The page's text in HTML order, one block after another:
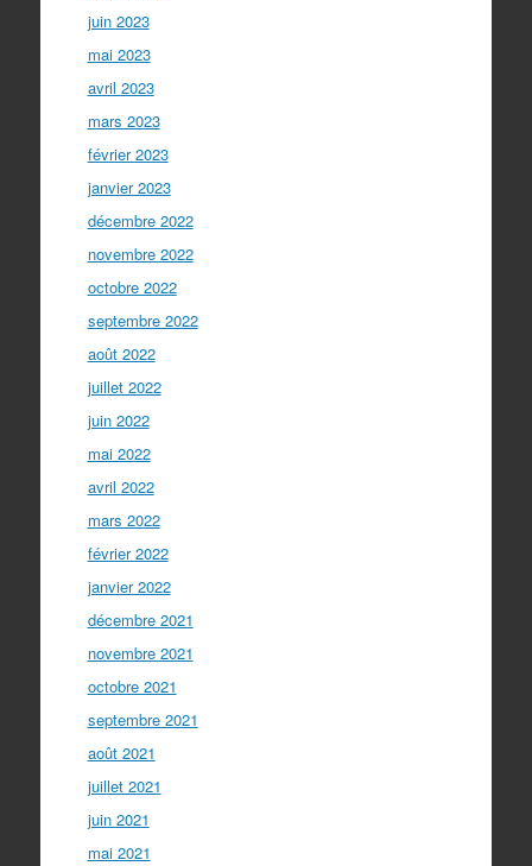
juin 2023
mai 2023
avril 2023
mars 2023
février 2023
janvier 2023
décembre 2022
novembre 2022
octobre 2022
septembre 2022
août 2022
juillet 2022
juin 2022
mai 2022
avril 2022
mars 2022
février 2022
janvier 2022
décembre 2021
novembre 2021
octobre 2021
septembre 2021
août 2021
juillet 2021
juin 2021
mai 2021